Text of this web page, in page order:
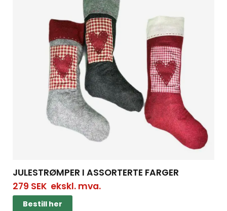
JULESTRØMPER I ASSORTERTE FARGER
279 SEKekskl. mva.
Bestill her